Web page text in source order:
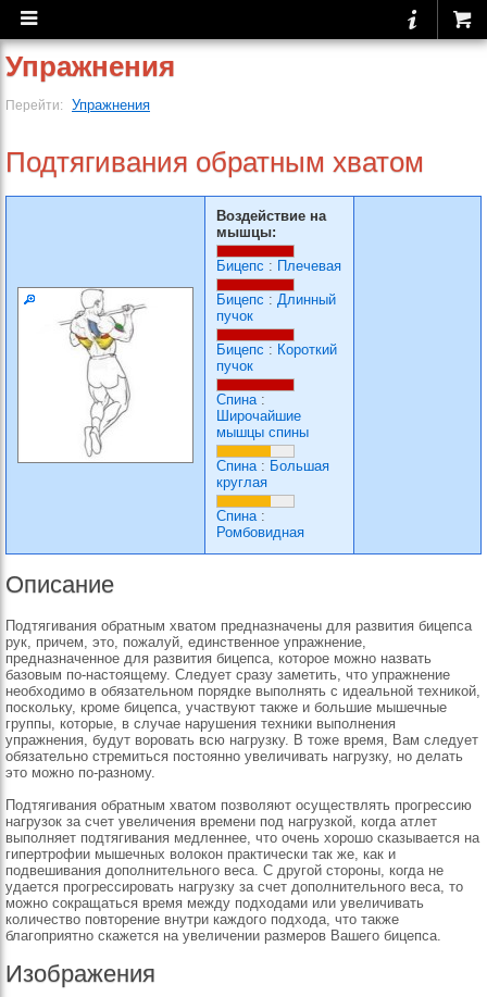
Упражнения
Перейти: Упражнения
Подтягивания обратным хватом
Воздействие на
мышцы:
Бицепс : Плечевая
Бицепс : Длинный
пучок
Бицепс : Короткий
пучок
Спина:
Широчайшие
мышцы спины
Спина: Большая
круглая
Спина:
Ромбовидная
Описание
Подтягивания обратным хватом предназначены для развития бицепса
рук, причем, это, пожалуй, единственное упражнение,
предназначенное для развития бицепса, которое можно назвать
базовым по-настоящему. Следует сразу заметить, что упражнение
необходимо в обязательном порядке выполнять с идеальной техникой,
поскольку, кроме бицепса, участвуют также и большие мышечные
группы, которые, в случае нарушения техники выполнения
упражнения, будут воровать всю нагрузку. В тоже время, Вам следует
обязательно стремиться постоянно увеличивать нагрузку, но делать
это можно по-разному.
Подтягивания обратным хватом позволяют осуществлять прогрессию
нагрузок за счет увеличения времени под нагрузкой, когда атлет
выполняет подтягивания медленнее, что очень хорошо сказывается на
гипертрофии мышечных волокон практически так же, как и
подвешивания дополнительного веса. С другой стороны, когда не
удается прогрессировать нагрузку за счет дополнительного веса, то
можно сокращаться время между подходами или увеличивать
количество повторение внутри каждого подхода, что также
благоприятно скажется на увеличении размеров Вашего бицепса.
Изображения